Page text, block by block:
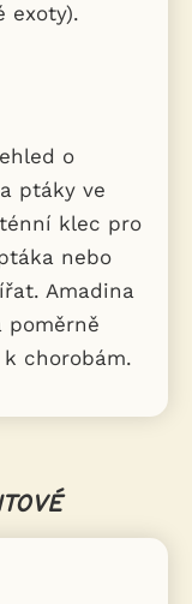
exoty).
o
ptáky ve
klec pro
nebo
Amadina
poměrně
chorobám.